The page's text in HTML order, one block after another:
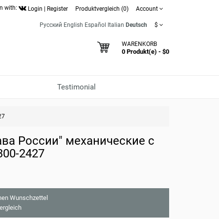
with: Login Register Produktvergleich (0) Account
Русский English Español Italian Deutsch $
WARENKORB
0 Produkt(e) - $0
Testimonial
России" механические с
2427
Wunschzettel